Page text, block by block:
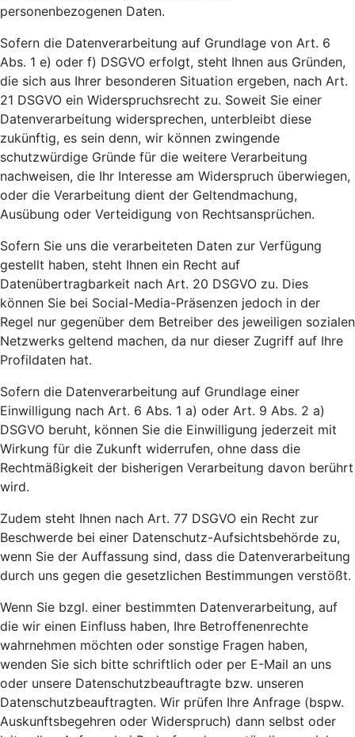
personenbezogenen Daten.
Sofern die Datenverarbeitung auf Grundlage von Art. 6
Abs. 1 e) oder f) DSGVO erfolgt, steht Ihnen aus Gründen,
die sich aus Ihrer besonderen Situation ergeben, nach Art.
21 DSGVO ein Widerspruchsrecht zu. Soweit Sie einer
Datenverarbeitung widersprechen, unterbleibt diese
zukünftig, es sein denn, wir können zwingende
schutzwürdige Gründe für die weitere Verarbeitung
nachweisen, die Ihr Interesse am Widerspruch überwiegen,
oder die Verarbeitung dient der Geltendmachung,
Ausübung oder Verteidigung von Rechtsansprüchen.
Sofern Sie uns die verarbeiteten Daten zur Verfügung
gestellt haben, steht Ihnen ein Recht auf
Datenübertragbarkeit nach Art. 20 DSGVO zu. Dies
können Sie bei Social-Media-Präsenzen jedoch in der
Regel nur gegenüber dem Betreiber des jeweiligen sozialen
Netzwerks geltend machen, da nur dieser Zugriff auf Ihre
Profildaten hat.
Sofern die Datenverarbeitung auf Grundlage einer
Einwilligung nach Art. 6 Abs. 1 a) oder Art. 9 Abs. 2 a)
DSGVO beruht, können Sie die Einwilligung jederzeit mit
Wirkung für die Zukunft widerrufen, ohne dass die
Rechtmäßigkeit der bisherigen Verarbeitung davon berührt
wird.
Zudem steht Ihnen nach Art. 77 DSGVO ein Recht zur
Beschwerde bei einer Datenschutz-Aufsichtsbehörde zu,
wenn Sie der Auffassung sind, dass die Datenverarbeitung
durch uns gegen die gesetzlichen Bestimmungen verstößt.
Wenn Sie bzgl. einer bestimmten Datenverarbeitung, auf
die wir einen Einfluss haben, Ihre Betroffenenrechte
wahrnehmen möchten oder sonstige Fragen haben,
wenden Sie sich bitte schriftlich oder per E-Mail an uns
oder unsere Datenschutzbeauftragte bzw. unseren
Datenschutzbeauftragten. Wir prüfen Ihre Anfrage (bspw.
Auskunftsbegehren oder Widerspruch) dann selbst oder